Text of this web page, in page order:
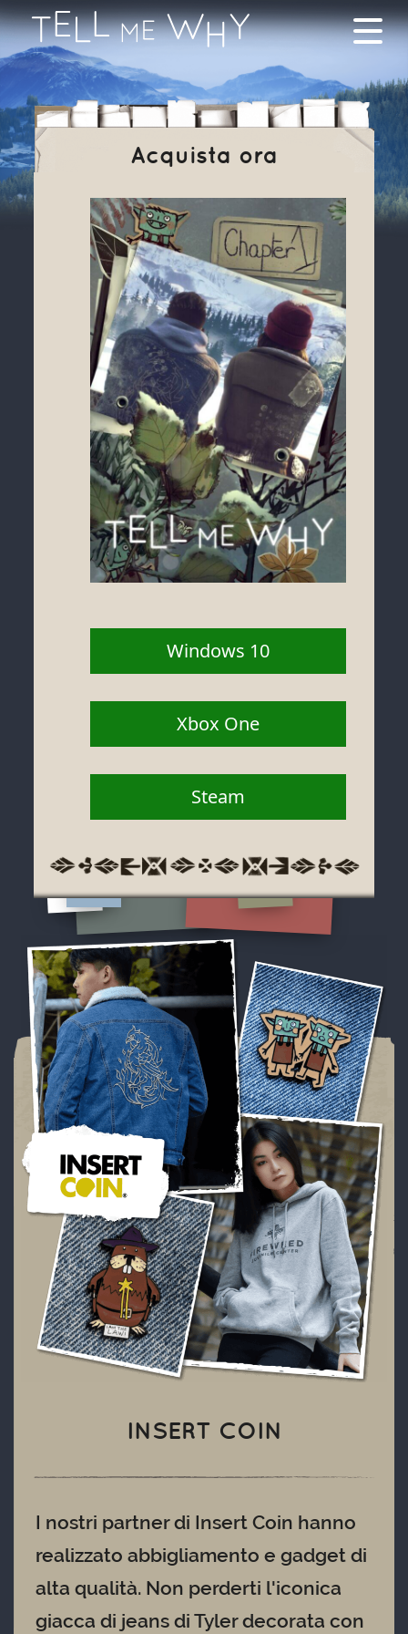
Acquista ora
Windows 10
Xbox One
Steam
INSERT COIN
I nostri partner di Insert Coin hanno
realizzato abbigliamento e gadget di
alta qualità. Non perderti l'iconica
giacca di jeans di Tyler decorata con